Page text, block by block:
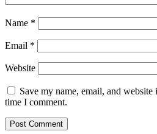
Name *
Email *
Website
Save my name, email, and
time I comment.